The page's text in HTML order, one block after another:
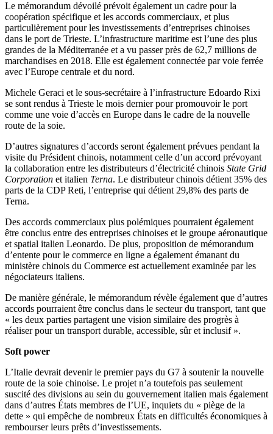
Le mémorandum dévoilé prévoit également un cadre pour la
coopération spécifique et les accords commerciaux, et plus
particulièrement pour les investissements d’entreprises chinoises
dans le port de Trieste. L’infrastructure maritime est l’une des plus
grandes de la Méditerranée et a vu passer près de 62,7 millions de
marchandises en 2018. Elle est également connectée par voie ferrée
avec l’Europe centrale et du nord.
Michele Geraci et le sous-secrétaire à l’infrastructure Edoardo Rixi
se sont rendus à Trieste le mois dernier pour promouvoir le port
comme une voie d’accès en Europe dans le cadre de la nouvelle
route de la soie.
D’autres signatures d’accords seront également prévues pendant la
visite du Président chinois, notamment celle d’un accord prévoyant
la collaboration entre les distributeurs d’électricité chinois State Grid
Corporation et italien Terna. Le distributeur chinois détient 35% des
parts de la CDP Reti, l’entreprise qui détient 29,8% des parts de
Terna.
Des accords commerciaux plus polémiques pourraient également
être conclus entre des entreprises chinoises et le groupe aéronautique
et spatial italien Leonardo. De plus, proposition de mémorandum
d’entente pour le commerce en ligne a également émanant du
ministère chinois du Commerce est actuellement examinée par les
négociateurs italiens.
De manière générale, le mémorandum révèle également que d’autres
accords pourraient être conclus dans le secteur du transport, tant que
« les deux parties partagent une vision similaire des progrès à
réaliser pour un transport durable, accessible, sûr et inclusif ».
Soft power
L’Italie devrait devenir le premier pays du G7 à soutenir la nouvelle
route de la soie chinoise. Le projet n’a toutefois pas seulement
suscité des divisions au sein du gouvernement italien mais également
dans d’autres États membres de l’UE, inquiets du « piège de la
dette » qui empêche de nombreux États en difficultés économiques à
rembourser leurs prêts d’investissements.